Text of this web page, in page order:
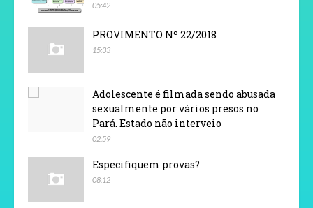
05:42
PROVIMENTO Nº 22/2018
15:33
Adolescente é filmada sendo abusada
sexualmente por vários presos no
Pará. Estado não interveio
02:59
Especifiquem provas?
08:12